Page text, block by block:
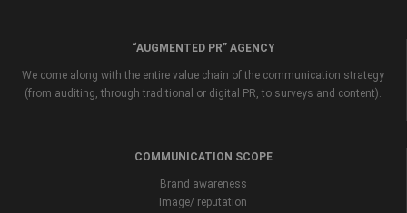
“AUGMENTED PR” AGENCY
We come along with the entire value chain of the communication strategy
(from auditing, through traditional or digital PR, to surveys and content).
COMMUNICATION SCOPE
Brand awareness
Image/ reputation